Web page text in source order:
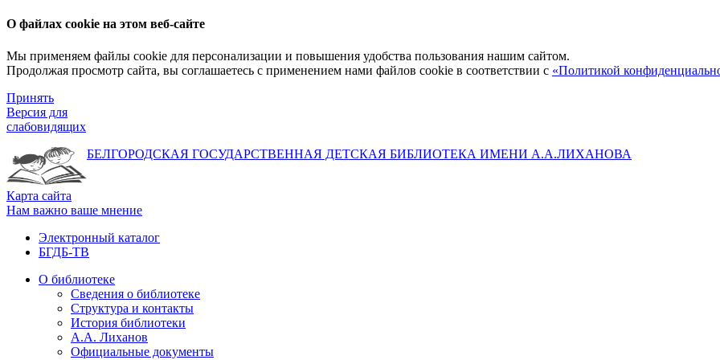
О файлах cookie на этом веб-сайте
Мы применяем файлы cookie для персонализации и повышения удобства пользования нашим сайтом.
Продолжая просмотр сайта, вы соглашаетесь с применением нами файлов cookie в соответствии с «Политикой
Принять
Версия для
слабовидящих
БЕЛГОРОДСКАЯ ГОСУДАРСТВЕННАЯ ДЕТСКАЯ БИБЛИОТЕКА ИМЕНИ А.А.ЛИХАНОВА
Карта сайта
Нам важно ваше мнение
Электронный каталог
БГДБ-ТВ
О библиотеке
Сведения о библиотеке
Структура и контакты
История библиотеки
А.А. Лиханов
Официальные документы